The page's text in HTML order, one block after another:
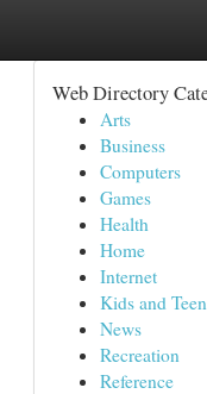
Web Directory
Arts
Business
Computers
Games
Health
Home
Internet
Kids and
News
Recreation
Reference